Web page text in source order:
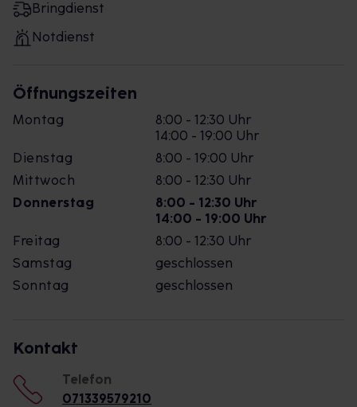
Bringdienst
Notdienst
Öffnungszeiten
Montag
8:00 - 12:30 Uhr
14:00 - 19:00 Uhr
Dienstag
8:00 - 19:00 Uhr
Mittwoch
8:00 - 12:30 Uhr
Donnerstag
8:00 - 12:30 Uhr
14:00 - 19:00 Uhr
Freitag
8:00 - 12:30 Uhr
Samstag
geschlossen
Sonntag
geschlossen
Kontakt
Telefon
071339579210